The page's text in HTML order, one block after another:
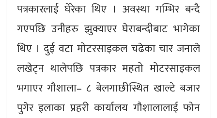
पत्रकारलाई घेरेका थिए । अवस्था गम्भिर बन्दै
गएपछि उनीहरु झुक्याएर घेराबन्दीबाट भागेका
थिए । दुई वटा मोटरसाइकल चढेका चार जनाले
लखेट्न थालेपछि पत्रकार महतो मोटरसाइकल
भगाएर गौशाला– ८ बेलगाछीस्थित खाल्टे बजार
पुगेर इलाका प्रहरी कार्यालय गौशालालाई फोन